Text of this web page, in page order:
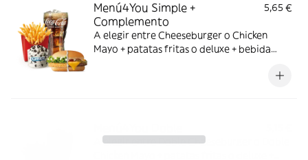
Menú4You Simple +
Complemento
5,65 €
A elegir entre Cheeseburger o Chicken
Mayo + patatas fritas o deluxe + bebida
A elegir entre Doble Cheeseburger o Doble